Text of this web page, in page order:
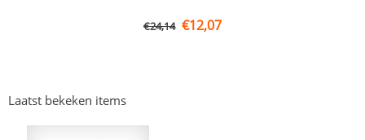
€24,14 €12,07
Laatst bekeken items